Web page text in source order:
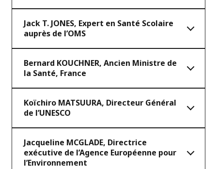
Jack T. JONES, Expert en Santé Scolaire
auprès de l’OMS
Bernard KOUCHNER, Ancien Ministre de
la Santé, France
Koïchiro MATSUURA, Directeur Général
de l’UNESCO
Jacqueline MCGLADE, Directrice
exécutive de l’Agence Européenne pour
l’Environnement